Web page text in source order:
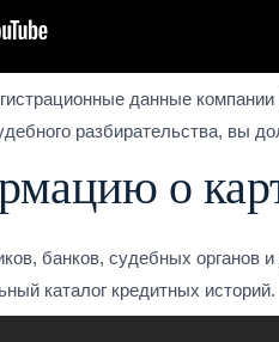
данные
разбирательства, вы
о
банков, судебных органов и
каталог кредитных историй.